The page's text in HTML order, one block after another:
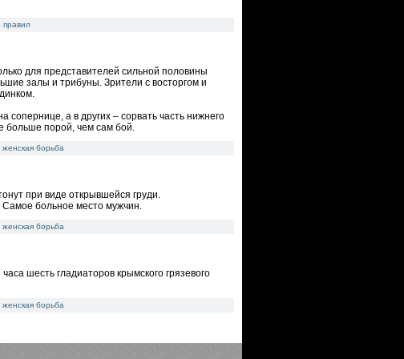
правил
для представителей сильной половины
залы и трибуны. Зрители с восторгом и
сопернице, а в других – сорвать часть нижнего
больше порой, чем сам бой.
женская борьба
при виде открывшейся груди.
Самое больное место мужчин.
женская борьба
шесть гладиаторов крымского грязевого
женская борьба